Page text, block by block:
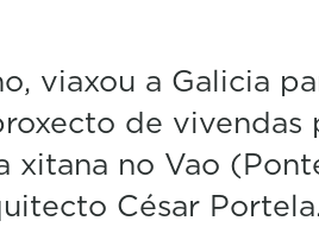
viaxou a Galicia
de vivendas
xitana no Vao
César